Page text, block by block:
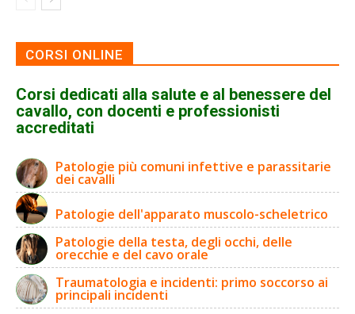
CORSI ONLINE
Corsi dedicati alla salute e al benessere del
cavallo, con docenti e professionisti
accreditati
Patologie più comuni infettive e parassitarie
dei cavalli
Patologie dell'apparato muscolo-scheletrico
Patologie della testa, degli occhi, delle
orecchie e del cavo orale
Traumatologia e incidenti: primo soccorso ai
principali incidenti